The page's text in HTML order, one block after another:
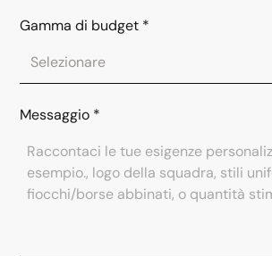
Gamma di budget *
Messaggio *